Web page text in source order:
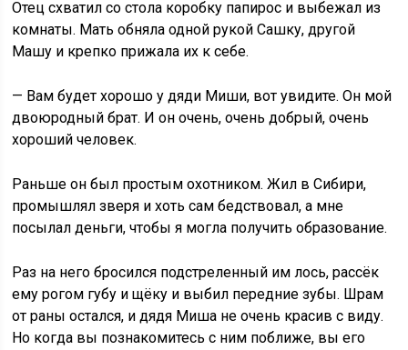
Отец схватил со стола коробку папирос и выбежал из
комнаты. Мать обняла одной рукой Сашку, другой
Машу и крепко прижала их к себе.
— Вам будет хорошо у дяди Миши, вот увидите. Он мой
двоюродный брат. И он очень, очень добрый, очень
хороший человек.
Раньше он был простым охотником. Жил в Сибири,
промышлял зверя и хоть сам бедствовал, а мне
посылал деньги, чтобы я могла получить образование.
Раз на него бросился подстреленный им лось, рассёк
ему рогом губу и щёку и выбил передние зубы. Шрам
от раны остался, и дядя Миша не очень красив с виду.
Но когда вы познакомитесь с ним поближе, вы его